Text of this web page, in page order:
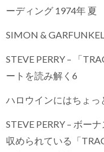
ーディング 1974年
SIMON &
STEVE PERRY – 「
ートを読み解く6
ハロウインにはちょっ
STEVE PERRY – ボー
収められている「